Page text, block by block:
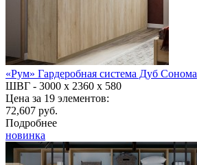
«Рум» Гардеробная система Дуб Сонома
ШВГ - 3000 х 2360 х 580
Цена за 19 элементов:
72,607 руб.
Подробнее
новинка